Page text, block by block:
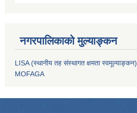
नगरपालिकाको मुल्याङ्कन
LISA (स्थानीय तह संस्थागत क्षमता स्वमूल्याङ्कन)
MOFAGA